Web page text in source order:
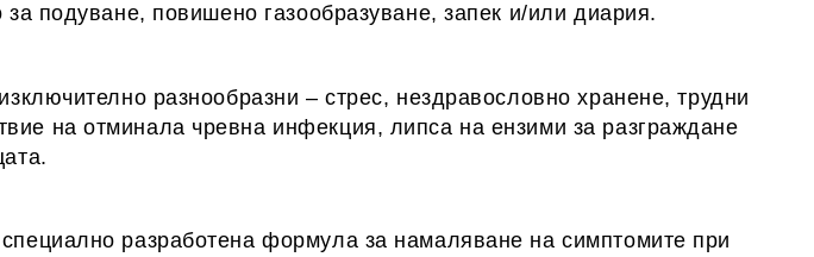
подуване, повишено газообразуване, запек и/или диария.
разнообразни – стрес, нездравословно хранене, трудни
на отминала чревна инфекция, липса на ензими за разграждане
разработена формула за намаляване на симптомите при